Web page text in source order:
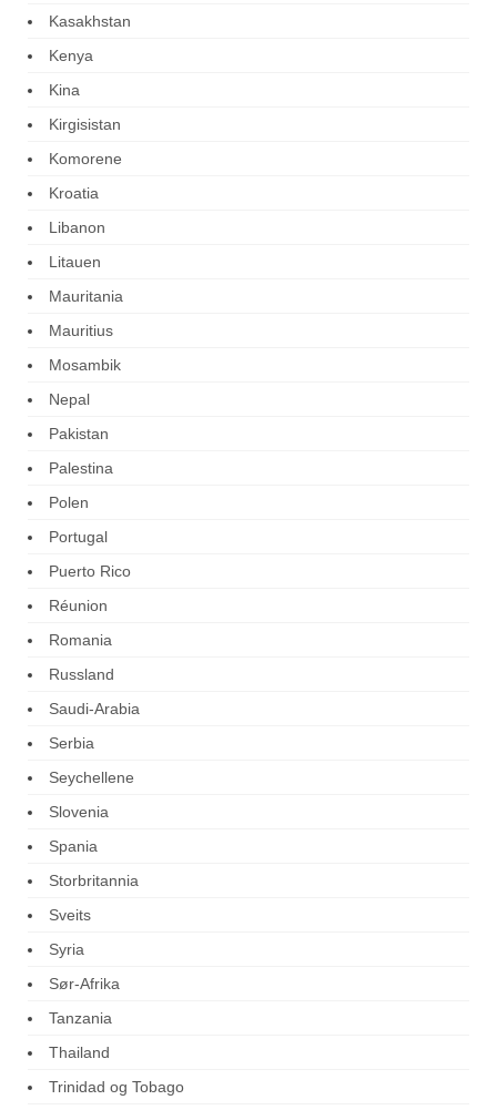
Kasakhstan
Kenya
Kina
Kirgisistan
Komorene
Kroatia
Libanon
Litauen
Mauritania
Mauritius
Mosambik
Nepal
Pakistan
Palestina
Polen
Portugal
Puerto Rico
Réunion
Romania
Russland
Saudi-Arabia
Serbia
Seychellene
Slovenia
Spania
Storbritannia
Sveits
Syria
Sør-Afrika
Tanzania
Thailand
Trinidad og Tobago